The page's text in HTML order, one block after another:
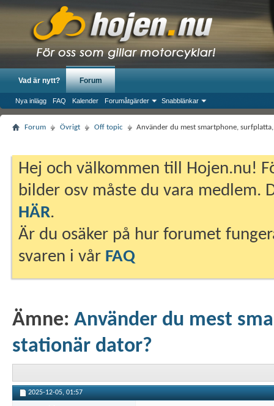
Vad är nytt? Forum
Nya inlägg FAQ Kalender Forumåtgärder Snabblänkar
Forum Övrigt Off topic Använder du mest smartphone,
Hej och välkommen till Hojen.nu!
bilder osv måste du vara medlem.
HÄR.
Är du osäker på hur forumet
svaren i vår FAQ
Ämne: Använder du mest
stationär dator?
2025-12-05, 01:57